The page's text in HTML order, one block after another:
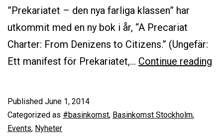
”Prekariatet – den nya farliga klassen” har
utkommit med en ny bok i år, “A Precariat
Charter: From Denizens to Citizens.” (Ungefär:
Ett manifest för Prekariatet,… Continue reading
Published June 1, 2014
Categorized as #basinkomst, Basinkomst Stockholm,
Events, Nyheter